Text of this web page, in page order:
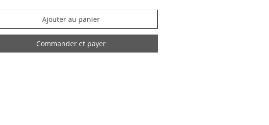
Ajouter au panier
Commander et payer